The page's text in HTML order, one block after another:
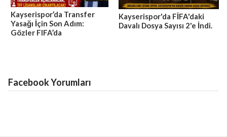
Kayserispor’da Transfer
Yasağı İçin Son Adım:
Gözler FIFA’da
Kayserispor'da FİFA'daki
Davalı Dosya Sayısı 2'e İndi.
Facebook Yorumları